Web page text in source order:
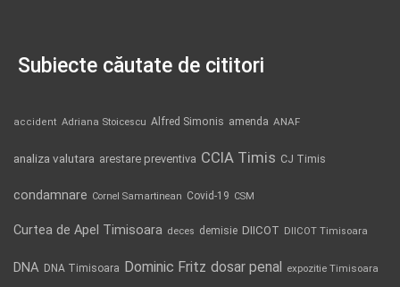
Subiecte căutate de cititori
accident Adriana Stoicescu Alfred Simonis amenda ANAF
analiza valutara arestare preventiva CCIA Timis CJ Timis
condamnare Cornel Samartinean Covid-19 CSM
Curtea de Apel Timisoara deces demisie DIICOT DIICOT Timisoara
DNA DNA Timisoara Dominic Fritz dosar penal expozitie Timisoara